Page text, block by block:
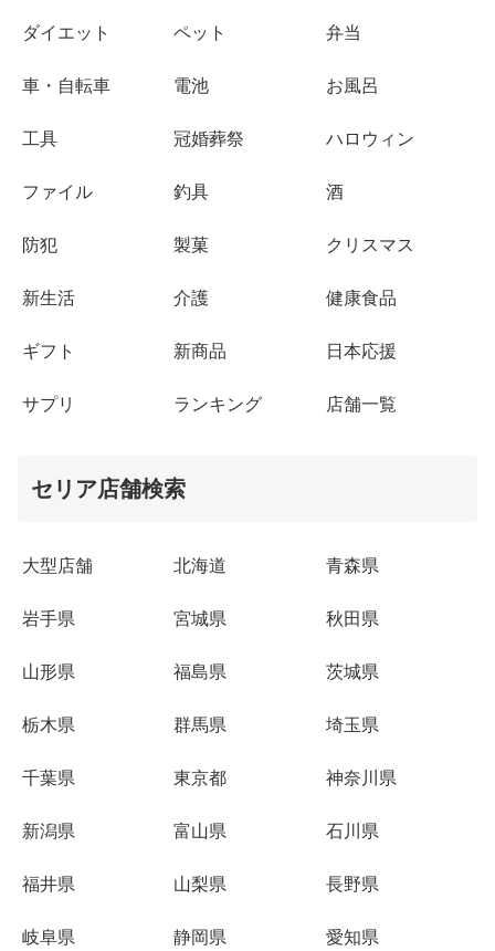
ダイエット ペット 弁当
車・自転車 電池 お風呂
工具 冠婚葬祭 ハロウィン
ファイル 釣具 酒
防犯 製菓 クリスマス
新生活 介護 健康食品
ギフト 新商品 日本応援
サプリ ランキング 店舗一覧
セリア店舗検索
大型店舗 北海道 青森県
岩手県 宮城県 秋田県
山形県 福島県 茨城県
栃木県 群馬県 埼玉県
千葉県 東京都 神奈川県
新潟県 富山県 石川県
福井県 山梨県 長野県
岐阜県 静岡県 愛知県